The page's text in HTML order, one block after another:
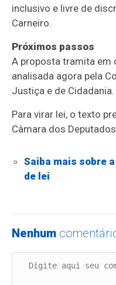
inclusivo e livre de
Carneiro.
Próximos passos
A proposta tramita em
analisada agora pela
Justiça e de Cidadania.
Para virar lei, o texto
Câmara dos
Saiba mais sobre
de lei
Nenhum